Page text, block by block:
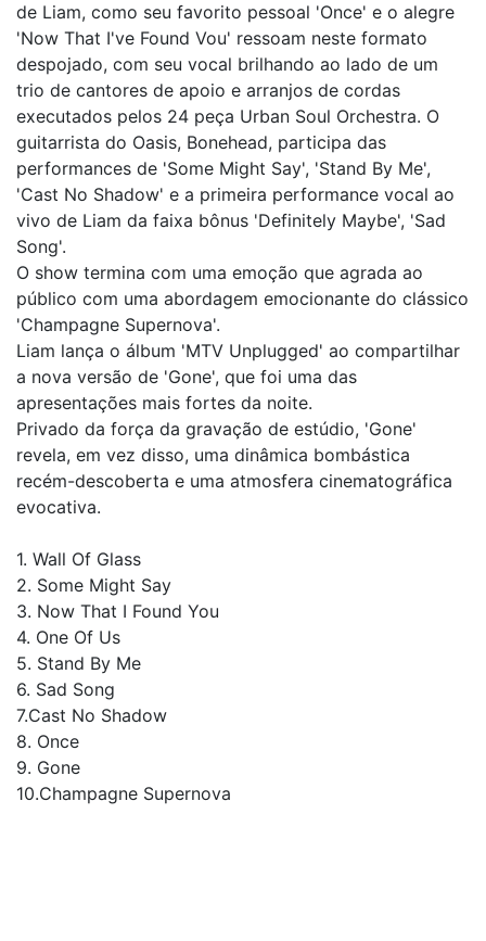
de Liam, como seu favorito pessoal 'Once' e o alegre
'Now That I've Found Vou' ressoam neste formato
despojado, com seu vocal brilhando ao lado de um
trio de cantores de apoio e arranjos de cordas
executados pelos 24 peça Urban Soul Orchestra. O
guitarrista do Oasis, Bonehead, participa das
performances de 'Some Might Say', 'Stand By Me',
'Cast No Shadow' e a primeira performance vocal ao
vivo de Liam da faixa bônus 'Definitely Maybe', 'Sad
Song'.
O show termina com uma emoção que agrada ao
público com uma abordagem emocionante do clássico
'Champagne Supernova'.
Liam lança o álbum 'MTV Unplugged' ao compartilhar
a nova versão de 'Gone', que foi uma das
apresentações mais fortes da noite.
Privado da força da gravação de estúdio, 'Gone'
revela, em vez disso, uma dinâmica bombástica
recém-descoberta e uma atmosfera cinematográfica
evocativa.
1. Wall Of Glass
2. Some Might Say
3. Now That I Found You
4. One Of Us
5. Stand By Me
6. Sad Song
7.Cast No Shadow
8. Once
9. Gone
10.Champagne Supernova